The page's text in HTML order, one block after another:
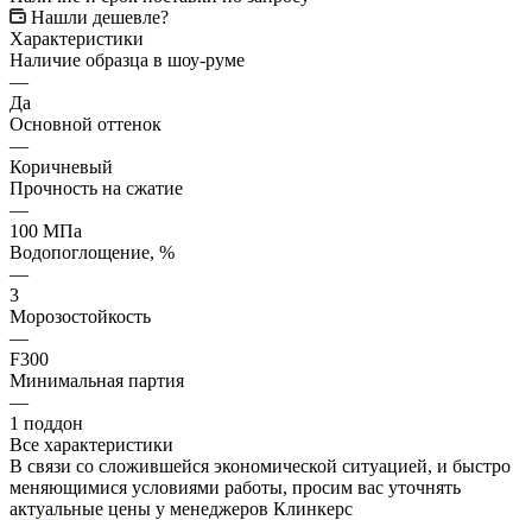
Нашли дешевле?
Характеристики
Наличие образца в шоу-руме
—
Да
Основной оттенок
—
Коричневый
Прочность на сжатие
—
100 МПа
Водопоглощение, %
—
3
Морозостойкость
—
F300
Минимальная партия
—
1 поддон
Все характеристики
В связи со сложившейся экономической ситуацией, и быстро
меняющимися условиями работы, просим вас уточнять
актуальные цены у менеджеров Клинкерс